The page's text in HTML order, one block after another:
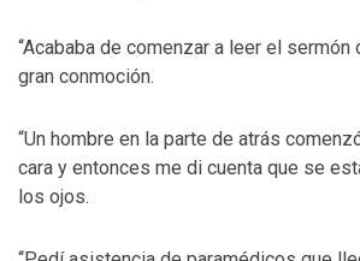
“Acababa de comenzar a leer el sermón
gran conmoción.
“Un hombre en la parte de atrás
cara y entonces me di cuenta que se
los ojos.